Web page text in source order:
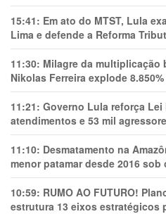
15:41: Em ato do MTST, Lula
Lima e defende a Reforma
11:30: Milagre da
Nikolas Ferreira explode
11:21: Governo Lula reforça Lei
atendimentos e 53 mil
11:10: Desmatamento na
menor patamar desde 2016
10:59: RUMO AO FUTURO!
estrutura 13 eixos estratégicos